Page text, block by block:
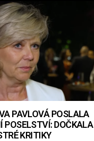
PAVLOVÁ POSLALA
POSELSTVÍ: DOČKALA
KRITIKY